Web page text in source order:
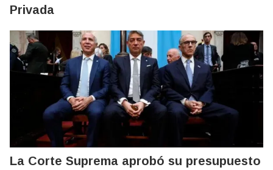
Privada
La Corte Suprema aprobó su presupuesto